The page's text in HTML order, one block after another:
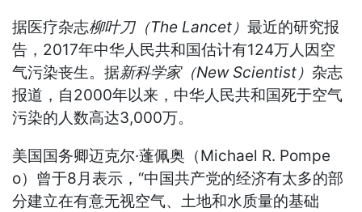
据医疗杂志柳叶刀（The Lancet）最近的研究报
告，2017年中华人民共和国估计有124万人因空
气污染丧生。据新科学家（New Scientist） 杂志
报道，自2000年以来，中华人民共和国死于空气
污染的人数高达3,000万。
美国国务卿迈克尔·蓬佩奥（Michael R. Pompe
o）曾于8月表示，“中国共产党的经济有太多的部
分建立在有意无视空气、土地和水质量的基础